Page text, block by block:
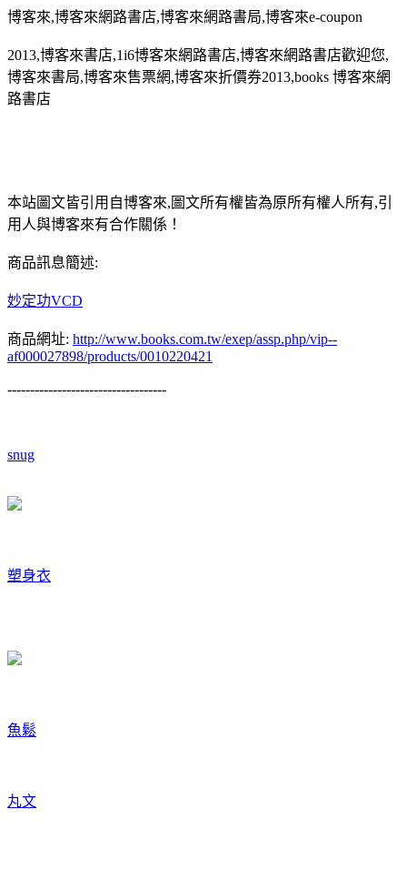
博客來,博客來網路書店,博客來網路書局,博客來e-coupon
2013,博客來書店,1i6博客來網路書店,博客來網路書店歡迎您,
博客來書局,博客來售票網,博客來折價券2013,books 博客來網
路書店
本站圖文皆引用自博客來,圖文所有權皆為原所有權人所有,引
用人與博客來有合作關係！
商品訊息簡述:
妙定功VCD
商品網址: http://www.books.com.tw/exep/assp.php/vip--
af000027898/products/0010220421
-----------------------------------
snug
塑身衣
魚鬆
丸文